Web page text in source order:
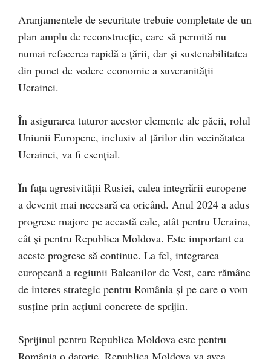
Aranjamentele de securitate trebuie completate de un
plan amplu de reconstrucție, care să permită nu
numai refacerea rapidă a țării, dar și sustenabilitatea
din punct de vedere economic a suveranității
Ucrainei.
În asigurarea tuturor acestor elemente ale păcii, rolul
Uniunii Europene, inclusiv al țărilor din vecinătatea
Ucrainei, va fi esențial.
În fața agresivității Rusiei, calea integrării europene
a devenit mai necesară ca oricând. Anul 2024 a adus
progrese majore pe această cale, atât pentru Ucraina,
cât și pentru Republica Moldova. Este important ca
aceste progrese să continue. La fel, integrarea
europeană a regiunii Balcanilor de Vest, care rămâne
de interes strategic pentru România și pe care o vom
susține prin acțiuni concrete de sprijin.
Sprijinul pentru Republica Moldova este pentru
România o datorie. Republica Moldova va avea